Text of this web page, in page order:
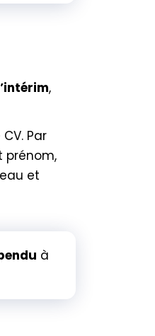
,
Par
prénom,
et
à